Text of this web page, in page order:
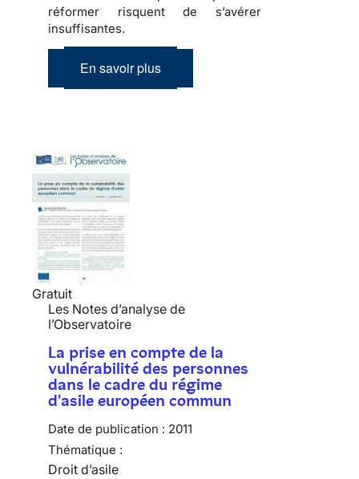
réformer risquent de s’avérer
insuffisantes.
En savoir plus
Gratuit
Les Notes d’analyse de
l’Observatoire
La prise en compte de la
vulnérabilité des personnes
dans le cadre du régime
d'asile européen commun
Date de publication : 2011
Thématique :
Droit d’asile